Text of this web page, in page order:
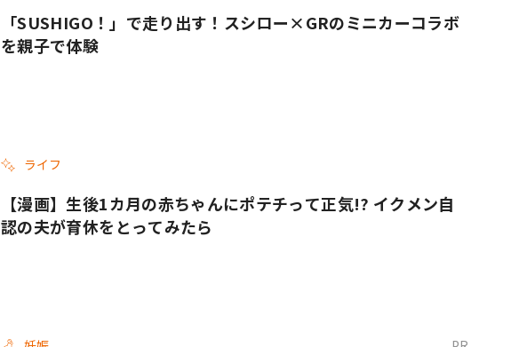
「SUSHIGO！」で走り出す！スシロー×GRのミニカーコラボ
を親子で体験
ライフ
【漫画】生後1カ月の赤ちゃんにポテチって正気!? イクメン自
認の夫が育休をとってみたら